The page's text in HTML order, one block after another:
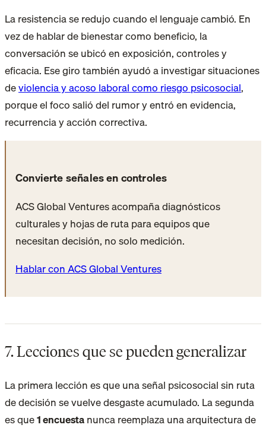
La resistencia se redujo cuando el lenguaje cambió. En
vez de hablar de bienestar como beneficio, la
conversación se ubicó en exposición, controles y
eficacia. Ese giro también ayudó a investigar situaciones
deviolencia y acoso laboral como riesgo psicosocial,
porque el foco salió del rumor y entró en evidencia,
recurrencia y acción correctiva.
Convierte señales en controles
ACS Global Ventures acompaña diagnósticos
culturales y hojas de ruta para equipos que
necesitan decisión, no solo medición.
Hablar con ACS Global Ventures
7. Lecciones que se pueden generalizar
La primera lección es que una señal psicosocial sin ruta
de decisión se vuelve desgaste acumulado. La segunda
es que1 encuestanunca reemplaza una arquitectura de